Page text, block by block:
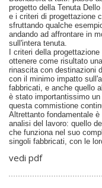
progetto della Tenuta
e i criteri di progettazione
sfruttando qualche
andando ad affrontare in
sull'intera tenuta.
I criteri della
ottenere come risultato
rinascita con destinazioni
con il minimo impatto
fabbricati, e anche quello
è stato importantissimo
questa commistione
Altrettanto fondamentale
analisi del lavoro: quello
che funziona nel suo
singoli fabbricati, con le
vedi pdf